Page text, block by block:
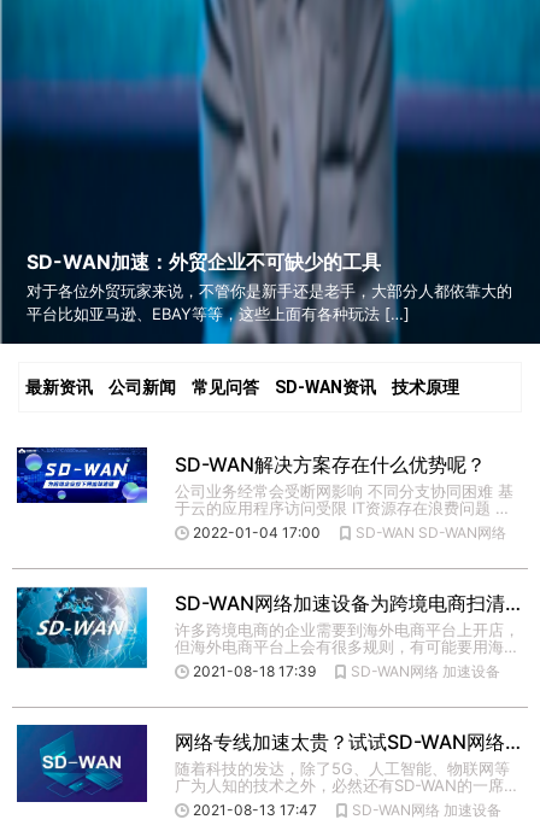
SD-WAN加速：外贸企业不可缺少的工具
对于各位外贸玩家来说，不管你是新手还是老手，大部分人都依靠大的
平台比如亚马逊、EBAY等等，这些上面有各种玩法 […]
最新资讯 公司新闻 常见问答 SD-WAN资讯 技术原理
SD-WAN解决方案存在什么优势呢？
公司业务经常会受断网影响 不同分支协同困难 基
于云的应用程序访问受限 IT资源存在浪费问题 设
置缓慢 IT运维 […]
2022-01-04 17:00 SD-WAN SD-WAN网络
SD-WAN网络加速设备为跨境电商扫清障碍
许多跨境电商的企业需要到海外电商平台上开店，
但海外电商平台上会有很多规则，有可能要用海外
地址才能管理店铺，一个 […]
2021-08-18 17:39 SD-WAN网络 加速设备
网络专线加速太贵？试试SD-WAN网络加速设备！
随着科技的发达，除了5G、人工智能、物联网等
广为人知的技术之外，必然还有SD-WAN的一席之
地。 SD-WAN […]
2021-08-13 17:47 SD-WAN网络 加速设备